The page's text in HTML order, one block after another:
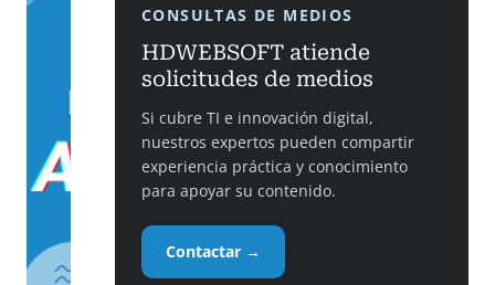
CONSULTAS DE MEDIOS
HDWEBSOFT atiende
solicitudes de medios
Si cubre TI e innovación digital,
nuestros expertos pueden compartir
experiencia práctica y conocimiento
para apoyar su contenido.
Contactar →